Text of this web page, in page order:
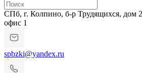
СПб, г. Колпино, б-р Трудящихся, дом
офис 1
spbzki@yandex.ru